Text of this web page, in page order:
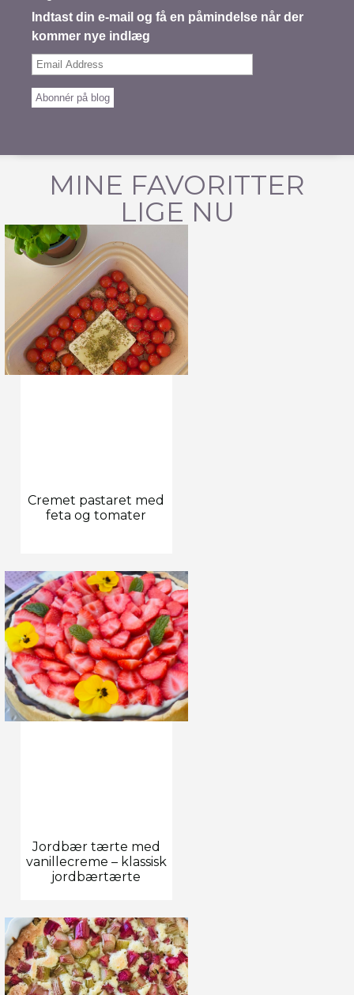
Indtast din e-mail og få en påmindelse når der
kommer nye indlæg
Email
Abonnér på blog
MINE FAVORITTER
LIGE NU
Cremet pastaret med
feta og tomater
Jordbær tærte med
vanillecreme – klassisk
jordbærtærte